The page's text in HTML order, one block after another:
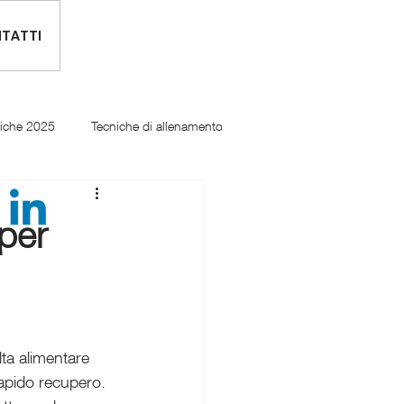
2025 Tecniche di allenamento
alimentare
recupero.